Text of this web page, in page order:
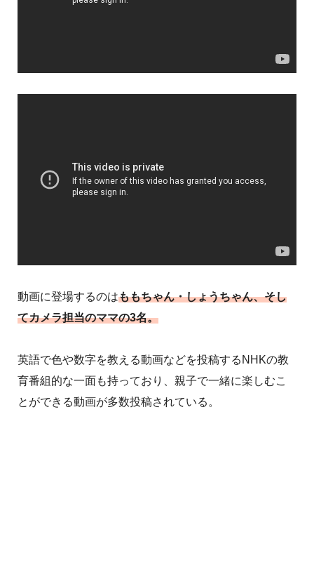
動画に登場するのはももちゃん・しょうちゃん、そし
てカメラ担当のママの3名。
英語で色や数字を教える動画などを投稿するNHKの教
育番組的な一面も持っており、親子で一緒に楽しむこ
とができる動画が多数投稿されている。